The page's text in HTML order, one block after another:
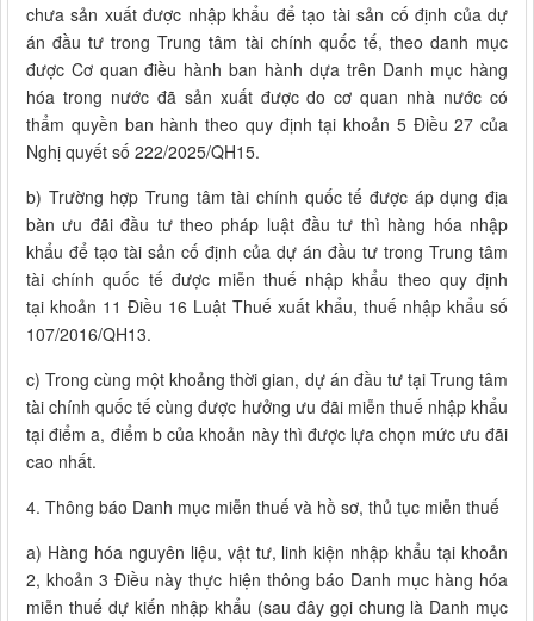
chưa sản xuất được nhập khẩu để tạo tài sản cố định của dự
án đầu tư trong Trung tâm tài chính quốc tế, theo danh mục
được Cơ quan điều hành ban hành dựa trên Danh mục hàng
hóa trong nước đã sản xuất được do cơ quan nhà nước có
thẩm quyền ban hành theo quy định tại khoản 5 Điều 27 của
Nghị quyết số 222/2025/QH15.
b) Trường hợp Trung tâm tài chính quốc tế được áp dụng địa
bàn ưu đãi đầu tư theo pháp luật đầu tư thì hàng hóa nhập
khẩu để tạo tài sản cố định của dự án đầu tư trong Trung tâm
tài chính quốc tế được miễn thuế nhập khẩu theo quy định
tại khoản 11 Điều 16 Luật Thuế xuất khẩu, thuế nhập khẩu số
107/2016/QH13.
c) Trong cùng một khoảng thời gian, dự án đầu tư tại Trung tâm
tài chính quốc tế cùng được hưởng ưu đãi miễn thuế nhập khẩu
tại điểm a, điểm b của khoản này thì được lựa chọn mức ưu đãi
cao nhất.
4. Thông báo Danh mục miễn thuế và hồ sơ, thủ tục miễn thuế
a) Hàng hóa nguyên liệu, vật tư, linh kiện nhập khẩu tại khoản
2, khoản 3 Điều này thực hiện thông báo Danh mục hàng hóa
miễn thuế dự kiến nhập khẩu (sau đây gọi chung là Danh mục